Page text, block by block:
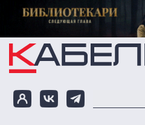
Перейти к основному